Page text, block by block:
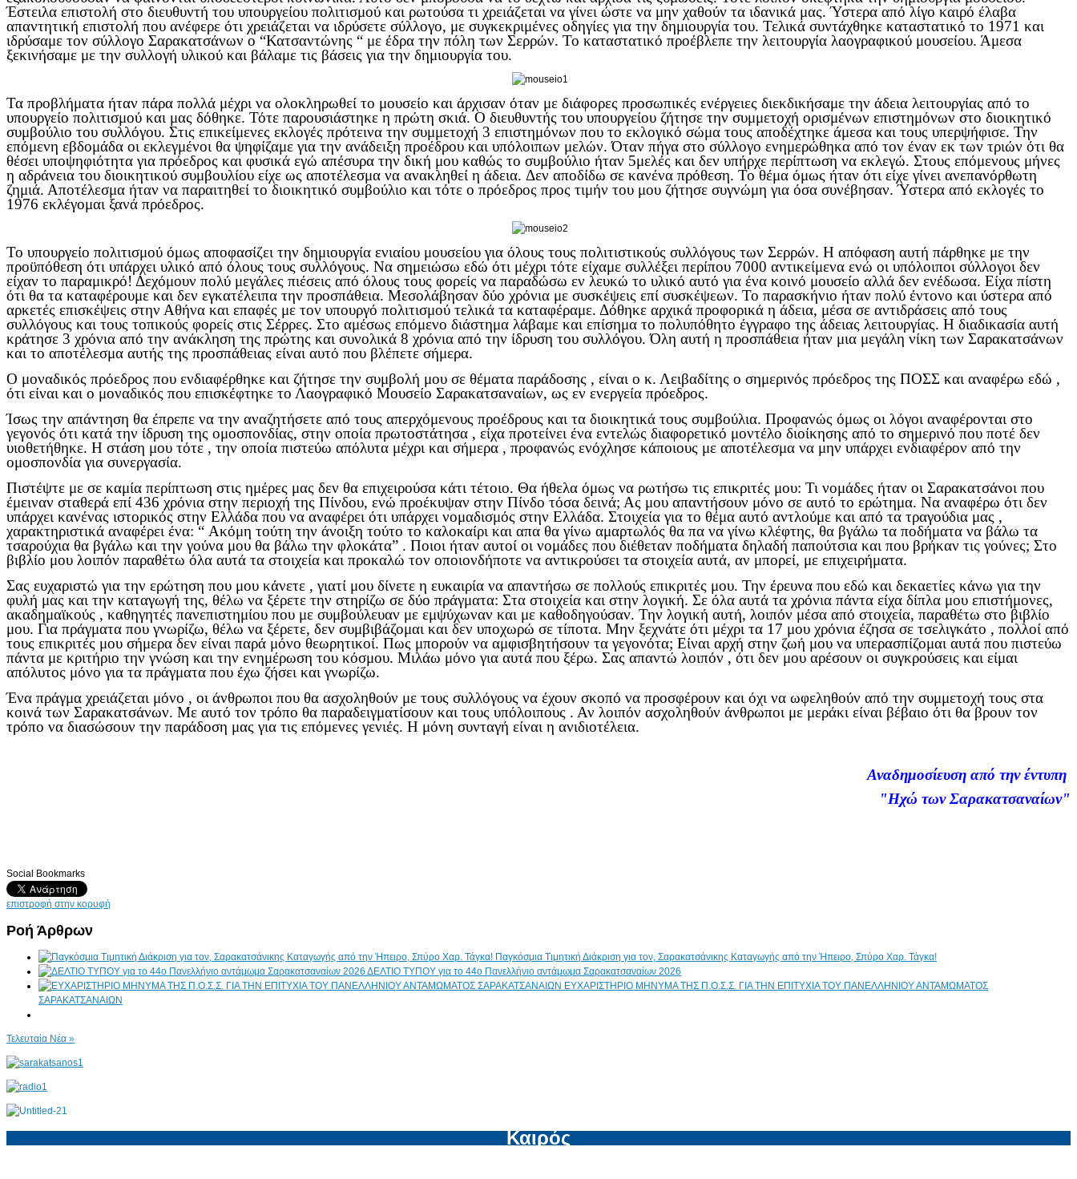
Έστειλα επιστολή στο διευθυντή του υπουργείου πολιτισμού και ρωτούσα τι χρειάζεται να γίνει ώστε να μην χαθούν τα ιδανικά μας. Ύστερα από λίγο καιρό έλαβα
απαντητική επιστολή που ανέφερε ότι χρειάζεται να ιδρύσετε σύλλογο, με συγκεκριμένες οδηγίες για την δημιουργία του. Τελικά συντάχθηκε καταστατικό το 1971 και
ιδρύσαμε τον σύλλογο Σαρακατσάνων ο “Κατσαντώνης “ με έδρα την πόλη των Σερρών. Το καταστατικό προέβλεπε την λειτουργία λαογραφικού μουσείου. Άμεσα
ξεκινήσαμε με την συλλογή υλικού και βάλαμε τις βάσεις για την δημιουργία του.
Τα προβλήματα ήταν πάρα πολλά μέχρι να ολοκληρωθεί το μουσείο και άρχισαν όταν με διάφορες προσωπικές ενέργειες διεκδικήσαμε την άδεια λειτουργίας από το
υπουργείο πολιτισμού και μας δόθηκε. Τότε παρουσιάστηκε η πρώτη σκιά. Ο διευθυντής του υπουργείου ζήτησε την συμμετοχή ορισμένων επιστημόνων στο διοικητικό
συμβούλιο του συλλόγου. Στις επικείμενες εκλογές πρότεινα την συμμετοχή 3 επιστημόνων που το εκλογικό σώμα τους αποδέχτηκε άμεσα και τους υπερψήφισε. Την
επόμενη εβδομάδα οι εκλεγμένοι θα ψηφίζαμε για την ανάδειξη προέδρου και υπόλοιπων μελών. Όταν πήγα στο σύλλογο ενημερώθηκα από τον έναν εκ των τριών ότι θα
θέσει υποψηφιότητα για πρόεδρος και φυσικά εγώ απέσυρα την δική μου καθώς το συμβούλιο ήταν 5μελές και δεν υπήρχε περίπτωση να εκλεγώ. Στους επόμενους μήνες
η αδράνεια του διοικητικού συμβουλίου είχε ως αποτέλεσμα να ανακληθεί η άδεια. Δεν αποδίδω σε κανένα πρόθεση. Το θέμα όμως ήταν ότι είχε γίνει ανεπανόρθωτη
ζημιά. Αποτέλεσμα ήταν να παραιτηθεί το διοικητικό συμβούλιο και τότε ο πρόεδρος προς τιμήν του μου ζήτησε συγνώμη για όσα συνέβησαν. Ύστερα από εκλογές το
1976 εκλέγομαι ξανά πρόεδρος.
Το υπουργείο πολιτισμού όμως αποφασίζει την δημιουργία ενιαίου μουσείου για όλους τους πολιτιστικούς συλλόγους των Σερρών. Η απόφαση αυτή πάρθηκε με την
προϋπόθεση ότι υπάρχει υλικό από όλους τους συλλόγους. Να σημειώσω εδώ ότι μέχρι τότε είχαμε συλλέξει περίπου 7000 αντικείμενα ενώ οι υπόλοιποι σύλλογοι δεν
είχαν το παραμικρό! Δεχόμουν πολύ μεγάλες πιέσεις από όλους τους φορείς να παραδώσω εν λευκώ το υλικό αυτό για ένα κοινό μουσείο αλλά δεν ενέδωσα. Είχα πίστη
ότι θα τα καταφέρουμε και δεν εγκατέλειπα την προσπάθεια. Μεσολάβησαν δύο χρόνια με συσκέψεις επί συσκέψεων. Το παρασκήνιο ήταν πολύ έντονο και ύστερα από
αρκετές επισκέψεις στην Αθήνα και επαφές με τον υπουργό πολιτισμού τελικά τα καταφέραμε. Δόθηκε αρχικά προφορικά η άδεια, μέσα σε αντιδράσεις από τους
συλλόγους και τους τοπικούς φορείς στις Σέρρες. Στο αμέσως επόμενο διάστημα λάβαμε και επίσημα το πολυπόθητο έγγραφο της άδειας λειτουργίας. Η διαδικασία αυτή
κράτησε 3 χρόνια από την ανάκληση της πρώτης και συνολικά 8 χρόνια από την ίδρυση του συλλόγου. Όλη αυτή η προσπάθεια ήταν μια μεγάλη νίκη των Σαρακατσάνων
και το αποτέλεσμα αυτής της προσπάθειας είναι αυτό που βλέπετε σήμερα.
Ο μοναδικός πρόεδρος που ενδιαφέρθηκε και ζήτησε την συμβολή μου σε θέματα παράδοσης , είναι ο κ. Λειβαδίτης ο σημερινός πρόεδρος της ΠΟΣΣ και αναφέρω εδώ ,
ότι είναι και ο μοναδικός που επισκέφτηκε το Λαογραφικό Μουσείο Σαρακατσαναίων, ως εν ενεργεία πρόεδρος.
Ίσως την απάντηση θα έπρεπε να την αναζητήσετε από τους απερχόμενους προέδρους και τα διοικητικά τους συμβούλια. Προφανώς όμως οι λόγοι αναφέρονται στο
γεγονός ότι κατά την ίδρυση της ομοσπονδίας, στην οποία πρωτοστάτησα , είχα προτείνει ένα εντελώς διαφορετικό μοντέλο διοίκησης από το σημερινό που ποτέ δεν
υιοθετήθηκε. Η στάση μου τότε , την οποία πιστεύω απόλυτα μέχρι και σήμερα , προφανώς ενόχλησε κάποιους με αποτέλεσμα να μην υπάρχει ενδιαφέρον από την
ομοσπονδία για συνεργασία.
Πιστέψτε με σε καμία περίπτωση στις ημέρες μας δεν θα επιχειρούσα κάτι τέτοιο. Θα ήθελα όμως να ρωτήσω τις επικριτές μου: Τι νομάδες ήταν οι Σαρακατσάνοι που
έμειναν σταθερά επί 436 χρόνια στην περιοχή της Πίνδου, ενώ προέκυψαν στην Πίνδο τόσα δεινά; Ας μου απαντήσουν μόνο σε αυτό το ερώτημα. Να αναφέρω ότι δεν
υπάρχει κανένας ιστορικός στην Ελλάδα που να αναφέρει ότι υπάρχει νομαδισμός στην Ελλάδα. Στοιχεία για το θέμα αυτό αντλούμε και από τα τραγούδια μας ,
χαρακτηριστικά αναφέρει ένα: “ Ακόμη τούτη την άνοιξη τούτο το καλοκαίρι και απα θα γίνω αμαρτωλός θα πα να γίνω κλέφτης, θα βγάλω τα ποδήματα να βάλω τα
τσαρούχια θα βγάλω και την γούνα μου θα βάλω την φλοκάτα” . Ποιοι ήταν αυτοί οι νομάδες που διέθεταν ποδήματα δηλαδή παπούτσια και που βρήκαν τις γούνες; Στο
βιβλίο μου λοιπόν παραθέτω όλα αυτά τα στοιχεία και προκαλώ τον οποιονδήποτε να αντικρούσει τα στοιχεία αυτά, αν μπορεί, με επιχειρήματα.
Σας ευχαριστώ για την ερώτηση που μου κάνετε , γιατί μου δίνετε η ευκαιρία να απαντήσω σε πολλούς επικριτές μου. Την έρευνα που εδώ και δεκαετίες κάνω για την
φυλή μας και την καταγωγή της, θέλω να ξέρετε την στηρίζω σε δύο πράγματα: Στα στοιχεία και στην λογική. Σε όλα αυτά τα χρόνια πάντα είχα δίπλα μου επιστήμονες,
ακαδημαϊκούς , καθηγητές πανεπιστημίου που με συμβούλευαν με εμψύχωναν και με καθοδηγούσαν. Την λογική αυτή, λοιπόν μέσα από στοιχεία, παραθέτω στο βιβλίο
μου. Για πράγματα που γνωρίζω, θέλω να ξέρετε, δεν συμβιβάζομαι και δεν υποχωρώ σε τίποτα. Μην ξεχνάτε ότι μέχρι τα 17 μου χρόνια έζησα σε τσελιγκάτο , πολλοί από
τους επικριτές μου σήμερα δεν είναι παρά μόνο θεωρητικοί. Πως μπορούν να αμφισβητήσουν τα γεγονότα; Είναι αρχή στην ζωή μου να υπερασπίζομαι αυτά που πιστεύω
πάντα με κριτήριο την γνώση και την ενημέρωση του κόσμου. Μιλάω μόνο για αυτά που ξέρω. Σας απαντώ λοιπόν , ότι δεν μου αρέσουν οι συγκρούσεις και είμαι
απόλυτος μόνο για τα πράγματα που έχω ζήσει και γνωρίζω.
Ένα πράγμα χρειάζεται μόνο , οι άνθρωποι που θα ασχοληθούν με τους συλλόγους να έχουν σκοπό να προσφέρουν και όχι να ωφεληθούν από την συμμετοχή τους στα
κοινά των Σαρακατσάνων. Με αυτό τον τρόπο θα παραδειγματίσουν και τους υπόλοιπους . Αν λοιπόν ασχοληθούν άνθρωποι με μεράκι είναι βέβαιο ότι θα βρουν τον
τρόπο να διασώσουν την παράδοση μας για τις επόμενες γενιές. Η μόνη συνταγή είναι η ανιδιοτέλεια.
Αναδημοσίευση από την έντυπη
"Ηχώ των Σαρακατσαναίων"
Social Bookmarks
επιστροφή στην κορυφή
Ροή Άρθρων
Παγκόσμια Τιμητική Διάκριση για τον, Σαρακατσάνικης Καταγωγής από την Ήπειρο, Σπύρο Χαρ. Τάγκα!
ΔΕΛΤΙΟ ΤΥΠΟΥ για το 44ο Πανελλήνιο αντάμωμα Σαρακατσαναίων 2026
ΕΥΧΑΡΙΣΤΗΡΙΟ ΜΗΝΥΜΑ ΤΗΣ Π.Ο.Σ.Σ. ΓΙΑ ΤΗΝ ΕΠΙΤΥΧΙΑ ΤΟΥ ΠΑΝΕΛΛΗΝΙΟΥ ΑΝΤΑΜΩΜΑΤΟΣ
ΣΑΡΑΚΑΤΣΑΝΑΙΩΝ
Τελευταία Νέα »
Καιρός